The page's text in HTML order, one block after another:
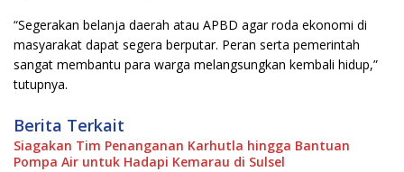
“Segerakan belanja daerah atau APBD agar roda ekonomi di
masyarakat dapat segera berputar. Peran serta pemerintah
sangat membantu para warga melangsungkan kembali hidup,”
tutupnya.
Berita Terkait
Siagakan Tim Penanganan Karhutla hingga Bantuan
Pompa Air untuk Hadapi Kemarau di Sulsel